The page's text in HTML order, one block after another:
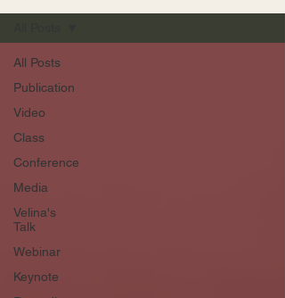
All Posts
Publication
Video
Class
Conference
Media
Velina's
Talk
Webinar
Keynote